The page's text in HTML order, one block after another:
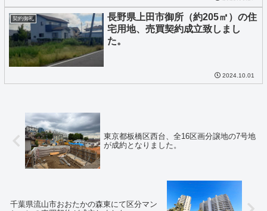
契約御礼
長野県上田市御所（約205㎡）の住
宅用地、売買契約成立致しまし
た。
2024.10.01
東京都板橋区西台、全16区画分譲地の7号地
が成約となりました。
千葉県流山市おおたかの森東にて区分マン